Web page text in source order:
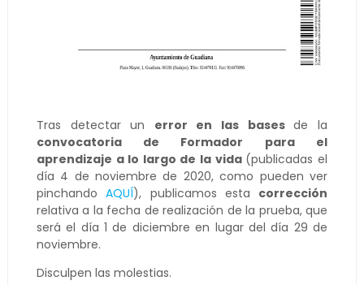
Tras detectar un error en las basesde la
convocatoria de Formador para el
aprendizaje a lo largo de la vida (publicadas el
día 4 de noviembre de 2020, como pueden ver
pinchandoAQUÍ), publicamos esta corrección
relativa a la fecha de realización de la prueba, que
será el día 1 de diciembre en lugar del día 29 de
noviembre.
Disculpen las molestias.